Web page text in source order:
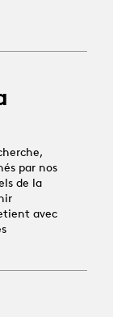
par nos
de la
avec